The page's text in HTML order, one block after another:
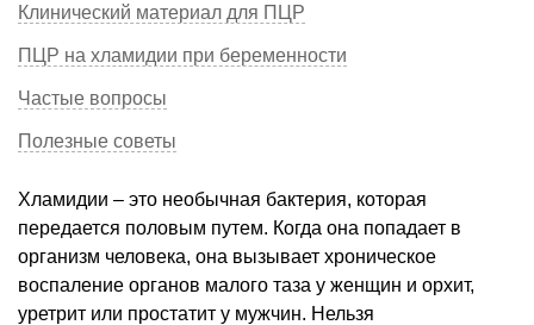
Клинический материал для ПЦР
ПЦР на хламидии при беременности
Частые вопросы
Полезные советы
Хламидии – это необычная бактерия, которая
передается половым путем. Когда она попадает в
организм человека, она вызывает хроническое
воспаление органов малого таза у женщин и орхит,
уретрит или простатит у мужчин. Нельзя